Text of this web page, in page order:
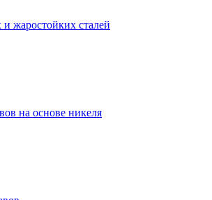
жаростойких сталей
на основе никеля